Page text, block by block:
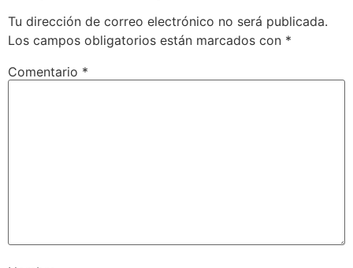
Tu dirección de correo electrónico no será publicada.
Los campos obligatorios están marcados con *
Comentario *